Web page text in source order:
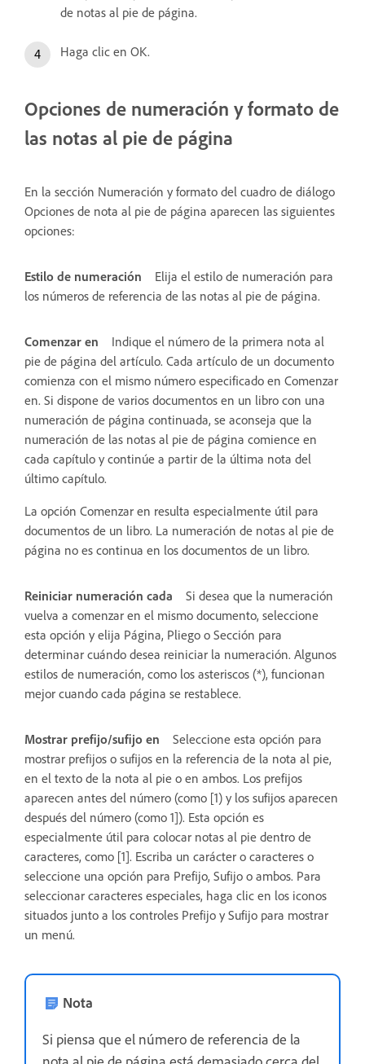
de notas al pie de página.
Haga clic en OK.
Opciones de numeración y formato de
las notas al pie de página
En la sección Numeración y formato del cuadro de diálogo
Opciones de nota al pie de página aparecen las siguientes
opciones:
Estilo de numeración
Elija el estilo de numeración para
los números de referencia de las notas al pie de página.
Comenzar en
Indique el número de la primera nota al
pie de página del artículo. Cada artículo de un documento
comienza con el mismo número especificado en Comenzar
en. Si dispone de varios documentos en un libro con una
numeración de página continuada, se aconseja que la
numeración de las notas al pie de página comience en
cada capítulo y continúe a partir de la última nota del
último capítulo.
La opción Comenzar en resulta especialmente útil para
documentos de un libro. La numeración de notas al pie de
página no es continua en los documentos de un libro.
Reiniciar numeración cada
Si desea que la numeración
vuelva a comenzar en el mismo documento, seleccione
esta opción y elija Página, Pliego o Sección para
determinar cuándo desea reiniciar la numeración. Algunos
estilos de numeración, como los asteriscos (*), funcionan
mejor cuando cada página se restablece.
Mostrar prefijo/sufijo en
Seleccione esta opción para
mostrar prefijos o sufijos en la referencia de la nota al pie,
en el texto de la nota al pie o en ambos. Los prefijos
aparecen antes del número (como [1) y los sufijos aparecen
después del número (como 1]). Esta opción es
especialmente útil para colocar notas al pie dentro de
caracteres, como [1]. Escriba un carácter o caracteres o
seleccione una opción para Prefijo, Sufijo o ambos. Para
seleccionar caracteres especiales, haga clic en los iconos
situados junto a los controles Prefijo y Sufijo para mostrar
un menú.
Nota
Si piensa que el número de referencia de la